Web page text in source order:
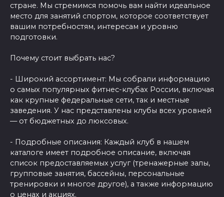
стране. Мы стремимся помочь вам найти идеальное
место для занятий спортом, которое соответствует
вашим потребностям, интересам и уровню
подготовки.
Почему стоит выбрать нас?
- Широкий ассортимент: Мы собрали информацию
о самых популярных фитнес-клубах России, включая
как крупные федеральные сети, так и местные
заведения. У нас представлены клубы всех уровней
— от бюджетных до люксовых.
- Подробные описания: Каждый клуб в нашем
каталоге имеет подробное описание, включая
список предоставляемых услуг (тренажерные залы,
групповые занятия, бассейны, персональные
тренировки и многое другое), а также информацию
о ценах и акциях.